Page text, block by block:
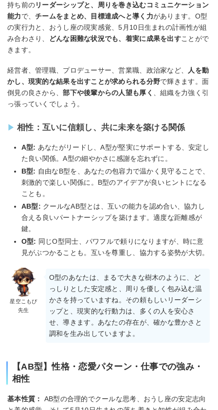
持ち前のリーダーシップと、周りを巻き込むコミュニケーション
能力で、チームをまとめ、目標達成へと導く力があります。O型
の実行力と、おうし座の現実感覚、5月10日生まれの計画性が組
み合わさり、
どんな困難な状況でも、着実に成果を出すことがで
きます。
経営者、管理職、プロデューサー、営業職、政治家など、
人を動
かし、現実的な結果を出すことが求められる分野で輝きます。面
倒見の良さから、部下や後輩からの人望も厚く 、組織を力強く引
っ張っていくでしょう。
相性：互いに信頼し、共に未来を築ける関係
A型: あなたがリードし、A型が堅実にサポートする、安定し
た良い関係。A型の細やかさに感謝を忘れずに。
B型: 自由なB型を、あなたの包容力で温かく見守ることで、
刺激的で楽しい関係に。B型のアイデアが良いヒントになる
ことも。
AB型: クールなAB型とは、互いの能力を認め合い、協力し
合える良いパートナーシップを築けます。適度な距離感が
鍵。
O型: 同じO型同士、パワフルで頼りになりますが、時に意
見がぶつかることも。互いを尊重し、協力する姿勢が大切。
星空こもぴ
先生
O型のあなたは、まるで大きな樹木のように、ど
っしりとした安定感と、周りを優しく包み込む温
かさを持っていますね。その頼もしいリーダーシ
ップと、現実的な行動力は、多くの人を安心さ
せ、導きます。あなたの存在が、確かな豊かさと
調和を生み出していますよ。
【AB型】性格・恋愛パターン・仕事での強み・
相性
基本性質：
AB型の合理的でクールな思考、おうし座の安定志向